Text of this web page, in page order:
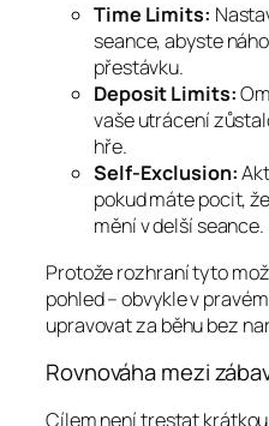
Time Limits:
seance, abyste
přestávku.
Deposit Limits:
vaše utrácení
hře.
Self‑Exclusion:
pokud máte pocit,
mění v delší seance.
Protože rozhraní tyto
pohled – obvykle v
upravovat za běhu bez
Rovnováha mezi
Cílem není trestat